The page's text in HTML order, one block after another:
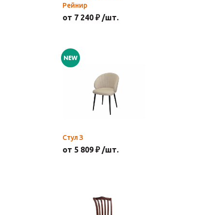
Рейнир
от 7 240 ₽ /шт.
Стул З
от 5 809 ₽ /шт.